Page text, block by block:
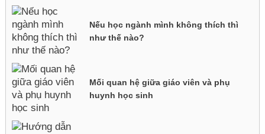
Nếu học ngành mình không thích thì
như thế nào?
Mối quan hệ giữa giáo viên và phụ
huynh học sinh